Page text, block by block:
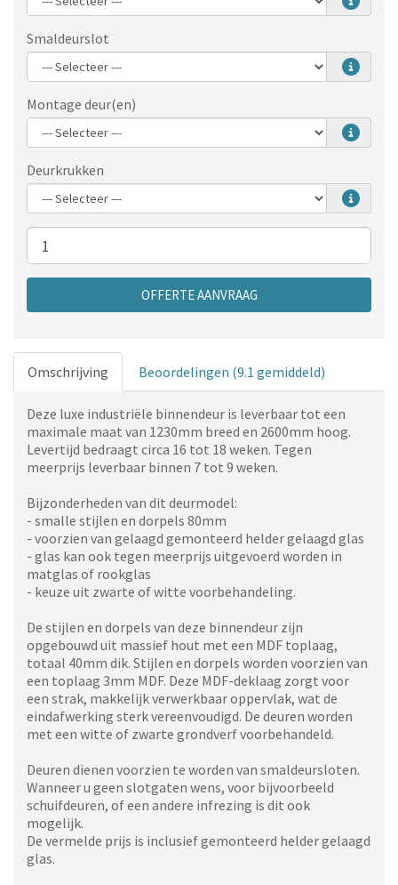
Smaldeurslot
Montage deur(en)
Deurkrukken
Aantal
OFFERTE AANVRAAG
Omschrijving Beoordelingen (9.1 gemiddeld)
Deze luxe industriële binnendeur is leverbaar tot een
maximale maat van 1230mm breed en 2600mm hoog.
Levertijd bedraagt circa 16 tot 18 weken. Tegen
meerprijs leverbaar binnen 7 tot 9 weken.
Bijzonderheden van dit deurmodel:
- smalle stijlen en dorpels 80mm
- voorzien van gelaagd gemonteerd helder gelaagd glas
- glas kan ook tegen meerprijs uitgevoerd worden in
matglas of rookglas
- keuze uit zwarte of witte voorbehandeling.
De stijlen en dorpels van deze binnendeur zijn
opgebouwd uit massief hout met een MDF toplaag,
totaal 40mm dik. Stijlen en dorpels worden voorzien van
een toplaag 3mm MDF. Deze MDF-deklaag zorgt voor
een strak, makkelijk verwerkbaar oppervlak, wat de
eindafwerking sterk vereenvoudigd. De deuren worden
met een witte of zwarte grondverf voorbehandeld.
Deuren dienen voorzien te worden van smaldeursloten.
Wanneer u geen slotgaten wens, voor bijvoorbeeld
schuifdeuren, of een andere infrezing is dit ook
mogelijk.
De vermelde prijs is inclusief gemonteerd helder gelaagd
glas.